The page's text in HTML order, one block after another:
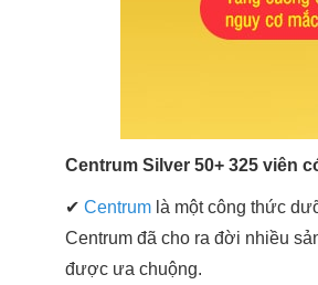
Centrum Silver 50+ 325 viên
✔ Centrum là một công thức
Centrum đã cho ra đời nhiều
được ưa chuộng.